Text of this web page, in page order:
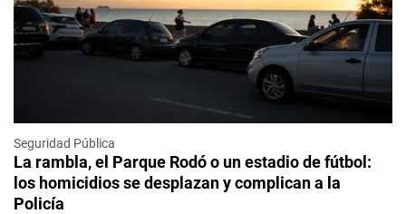
Seguridad Pública
La rambla, el Parque Rodó o un estadio de fútbol:
los homicidios se desplazan y complican a la
Policía